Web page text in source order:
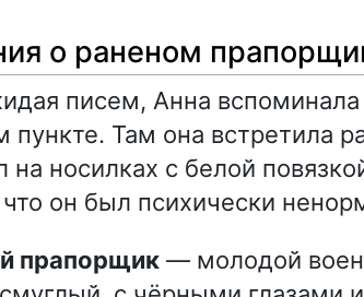
о раненом
писем, Анна вспоминала
пункте. Там она встретила
на носилках с белой
он был психически
прапорщик — молодой